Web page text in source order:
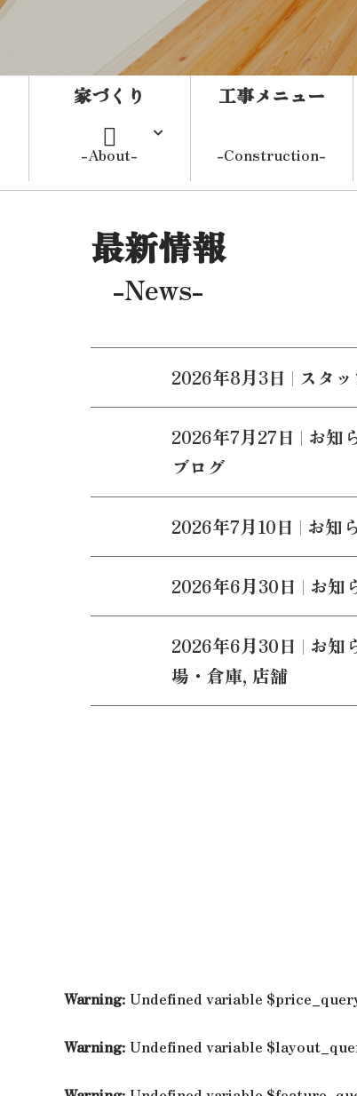
家づくり
-About-
よくある質問
こんな事で
工事メニュー
-Construction-
最新情報
-News-
2026年8月3日 | スタ
2026年7月27日 | お知
ブログ
2026年7月10日 | お知
2026年6月30日 | お知
2026年6月30日 | お知
場・倉庫, 店舗
Warning: Undefined variable
Warning: Undefined variable